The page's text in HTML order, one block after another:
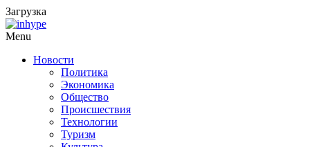
Загрузка
Menu
Новости
Политика
Экономика
Общество
Происшествия
Технологии
Туризм